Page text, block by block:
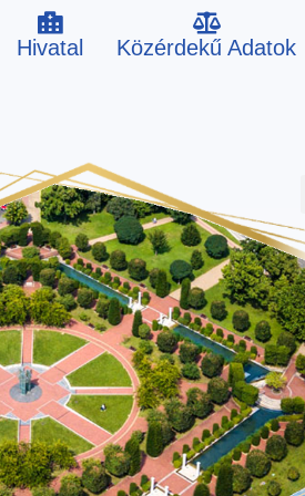
Hivatal Közérdekű Adatok